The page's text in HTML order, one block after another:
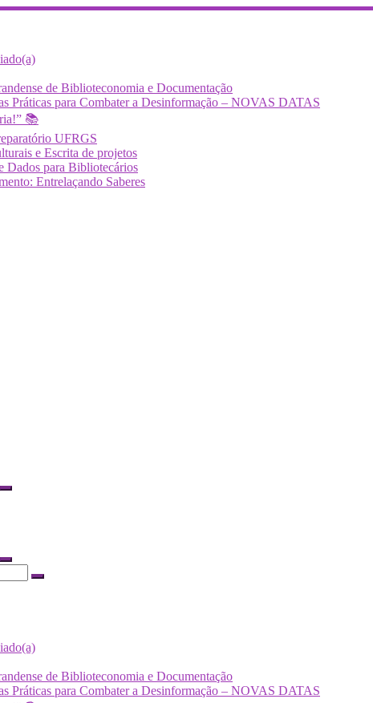
de Biblioteconomia e Documentação
Práticas para Combater a Desinformação – NOVAS DATAS
📚
UFRGS
e Escrita de projetos
Dados para Bibliotecários
Entrelaçando Saberes
Search
Search
Search
de Biblioteconomia e Documentação
Práticas para Combater a Desinformação – NOVAS DATAS